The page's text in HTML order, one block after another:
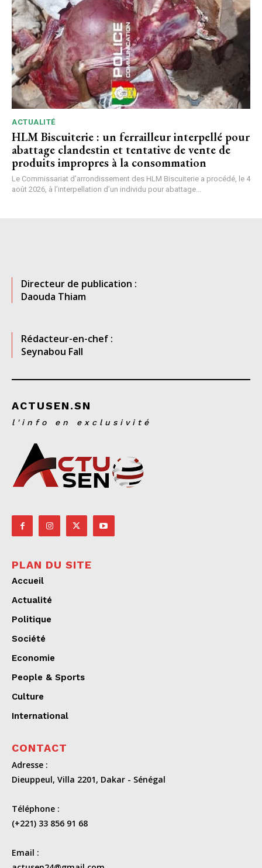
ACTUALITÉ
HLM Biscuiterie : un ferrailleur interpellé pour
abattage clandestin et tentative de vente de
produits impropres à la consommation
Le Commissariat d’arrondissement des HLM Biscuiterie a procédé, le 4
août 2026, à l’interpellation d’un individu pour abattage...
Directeur de publication :
Daouda Thiam
Rédacteur-en-chef :
Seynabou Fall
ACTUSEN.SN
l'info en exclusivité
PLAN DU SITE
Accueil
Actualité
Politique
Société
Economie
People & Sports
Culture
International
CONTACT
Adresse :
Dieuppeul, Villa 2201, Dakar - Sénégal
Téléphone :
(+221) 33 856 91 68
Email :